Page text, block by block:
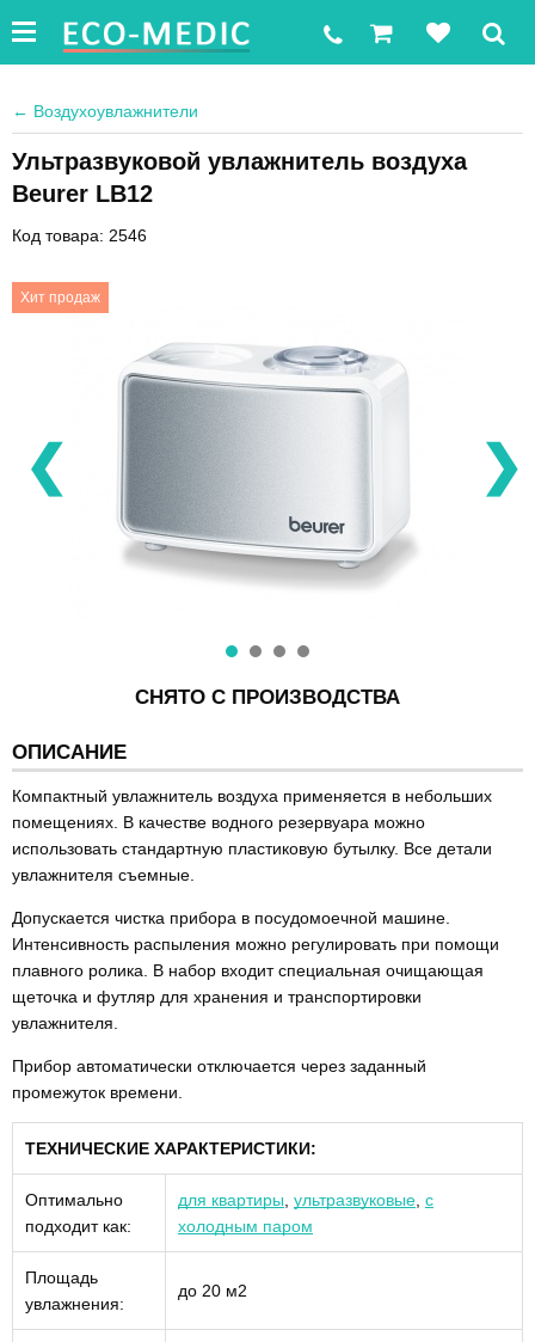
← Воздухоувлажнители
Ультразвуковой увлажнитель воздуха
Beurer LB12
Код товара: 2546
Хит продаж
❮ ❯
СНЯТО С ПРОИЗВОДСТВА
ОПИСАНИЕ
Компактный увлажнитель воздуха применяется в небольших
помещениях. В качестве водного резервуара можно
использовать стандартную пластиковую бутылку. Все детали
увлажнителя съемные.
Допускается чистка прибора в посудомоечной машине.
Интенсивность распыления можно регулировать при помощи
плавного ролика. В набор входит специальная очищающая
щеточка и футляр для хранения и транспортировки
увлажнителя.
Прибор автоматически отключается через заданный
промежуток времени.
ТЕХНИЧЕСКИЕ ХАРАКТЕРИСТИКИ:
Оптимально
подходит как:
для квартиры ультразвуковые с
холодным паром
Площадь
увлажнения:
до 20 м2